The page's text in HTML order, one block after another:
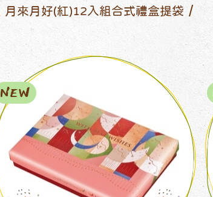
月來月好(紅)12入組合式禮盒提袋
NEW